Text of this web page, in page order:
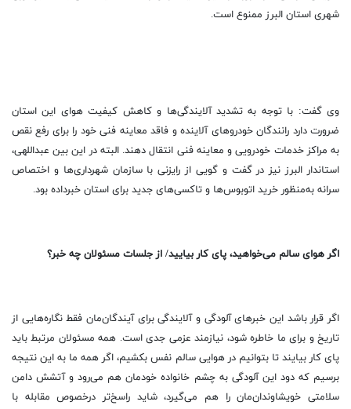
شهری استان البرز ممنوع است.
وی گفت: با توجه به تشدید آلایندگی‌ها و کاهش کیفیت هوای این استان
ضرورت دارد رانندگان خودرو‌های آلاینده و فاقد معاینه فنی خود را برای رفع نقص
به مراکز خدمات خودرویی و معاینه فنی انتقال دهند. البته در این بین عبداللهی،
استاندار البرز نیز در گفت و گویی از رایزنی با سازمان شهرداری‌ها و اختصاص
سرانه به‌منظور خرید اتوبوس‌ها و تاکسی‌های جدید برای استان خبرداده بود.
اگر هوای سالم می‌خواهید، پای کار بیایید/ از جلسات مسئولان چه خبر؟
اگر قرار باشد این خبرهای آلودگی و آلایندگی برای آیندگان‌مان فقط نگاره‌هایی از
تاریخ و برای ما خاطره شود، نیازمند عزمی جدی است. همه مسئولان مرتبط باید
پای کار بیایند تا بتوانیم در هوایی سالم نفس بکشیم، اگر همه ما به این نتیجه
برسیم که دود این آلودگی به چشم‌ خانواده‌ خودمان هم می‌رود و آتشش دامن
سلامتی خویشاوندان‌مان را هم می‌گیرد، شاید راسخ‌تر درخصوص مقابله با